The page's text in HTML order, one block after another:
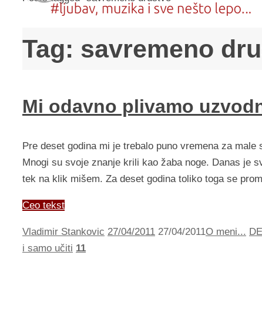
Tag: savremeno
Mi odavno plivamo
Pre deset godina mi je trebalo puno vremena za
Mnogi su svoje znanje krili kao žaba noge. Danas je
tek na klik mišem. Za deset godina toliko toga se
Ceo tekst
Vladimir Stankovic 27/04/2011 27/04/2011O meni...
i samo učiti 11